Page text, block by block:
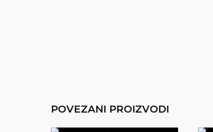
POVEZANI PROIZVODI